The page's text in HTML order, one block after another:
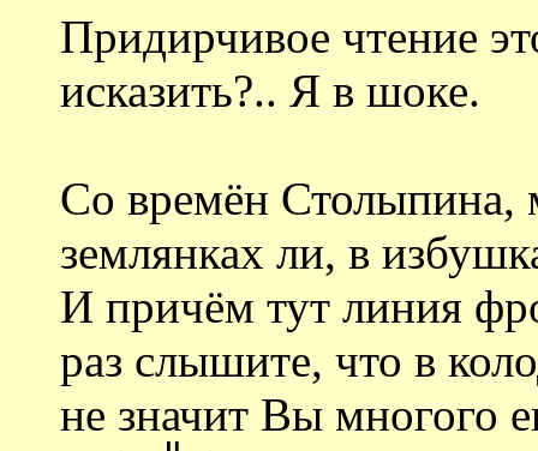
Придирчивое чтение
исказить?.. Я в шоке.
Со времён Столыпина,
землянках ли, в
И причём тут линия
раз слышите, что в
не значит Вы многого